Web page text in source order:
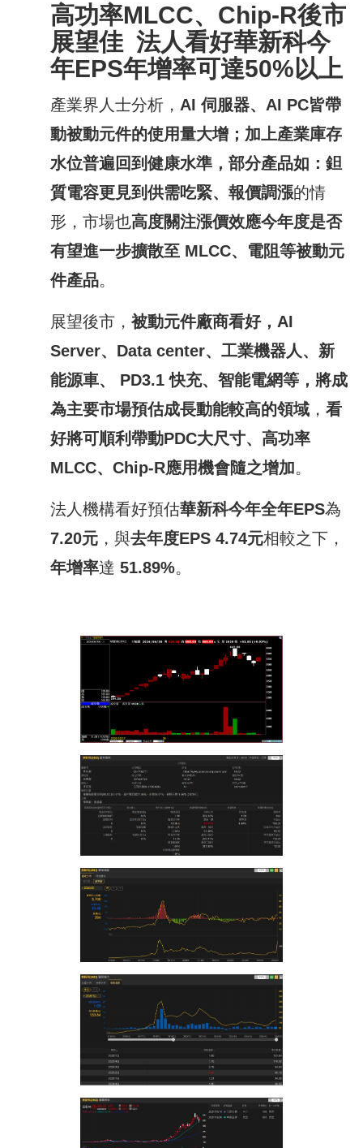
高功率MLCC、 Chip-R後市
展望佳 法人看好華新科今
年EPS年增率可達50% 以上
產業界人士分析， AI伺服器、 AI PC皆帶
動被動元件的使用量大增；加上產業庫存
水位普遍回到健康水準，部分產品如：鉭
質電容更見到供需吃緊、報價調漲的情
形，市場也高度關注漲價效應今年度是否
有望進一步擴散至 MLCC、電阻等被動元
件產品。
展望後市，被動元件廠商看好， AI
Server、 Data center、工業機器人、新
能源車、
PD3.1快充、智能電網等，將成
為主要市場預估成長動能較高的領域 ，看
好將可順利帶動PDC大尺寸、高功率
MLCC、Chip-R應用機會隨之增加。
法人機構看好預估華新科今年全年EPS為
7.20元 ，與去年度EPS 4.74元相較之下，
年增率達51.89%。